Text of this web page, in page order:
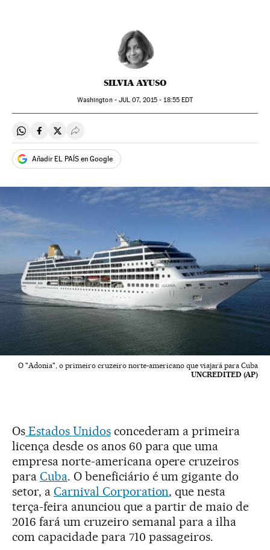
SILVIA AYUSO
Washington - JUL 07, 2015 - 18:55EDT
Compartir en Whatsapp
Compartir en Facebook
Compartir en Twitter
Desplegar Redes Sociales
Añadir EL PAÍS en Google
O "Adonia", o primeiro cruzeiro norte-americano que viajará para Cuba
UNCREDITED (AP)
OsEstados Unidosconcederam a primeira
licença desde os anos 60 para que uma
empresa norte-americana opere cruzeiros
para Cuba. O beneficiário é um gigante do
setor, a Carnival Corporation, que nesta
terça-feira anunciou que a partir de maio de
2016 fará um cruzeiro semanal para a ilha
com capacidade para 710 passageiros.